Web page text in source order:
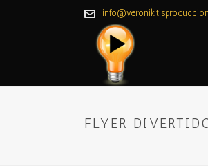
FLYER